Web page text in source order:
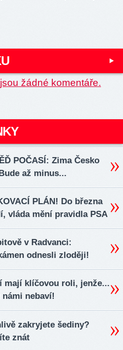
žádné komentáře.
POČASÍ: Zima Česko
až minus...
PLÁN! Do března
vláda mění pravidla PSA
v Radvanci:
odnesli zloději!
mají klíčovou roli, jenže...
námi nebaví!
zakryjete šediny?
znát